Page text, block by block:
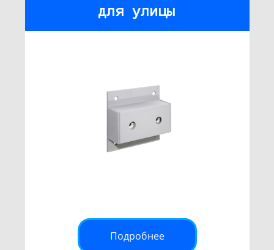
для улицы
Подробнее